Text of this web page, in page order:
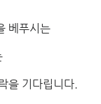
베푸시는
을 기다립니다.